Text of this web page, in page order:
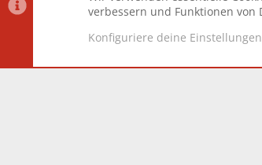
Datenschutz-Einstellungen PR
verbessern und Funktionen
Konfiguriere deine